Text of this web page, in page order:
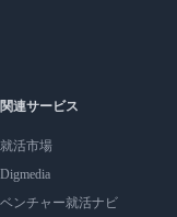
関連サービス
就活市場
Digmedia
ベンチャー就活ナビ